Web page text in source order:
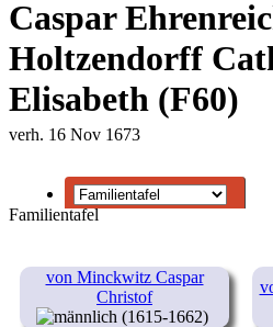
Caspar
Holtzendorff
Elisabeth (F60)
verh. 16 Nov 1673
Familientafel
von Minckwitz Caspar
Christof
(1615-1662)